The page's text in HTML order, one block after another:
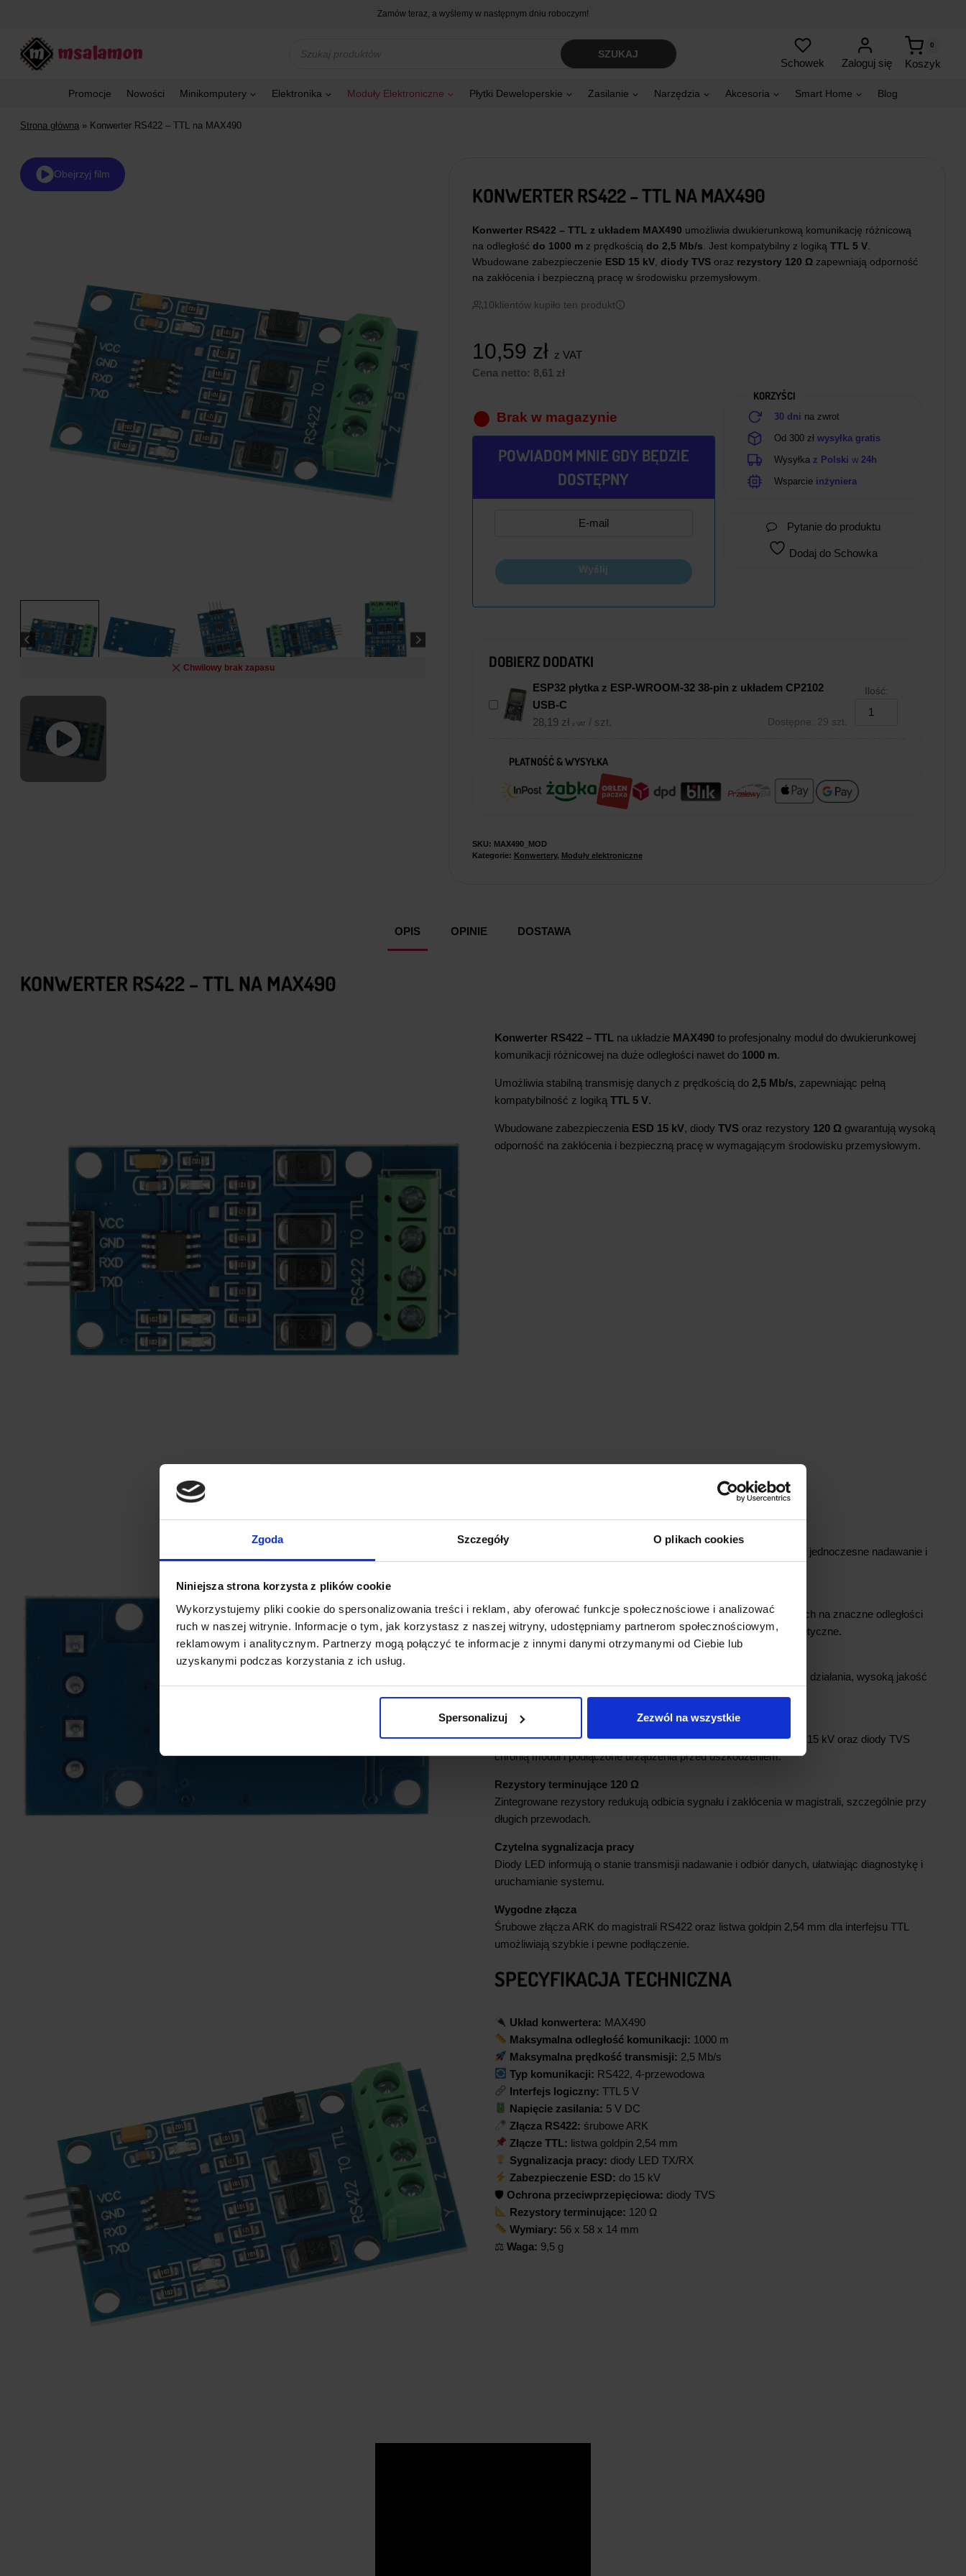
Zgoda Szczegóły O plikach cookies
Niniejsza strona korzysta z plików cookie
Wykorzystujemy pliki cookie do spersonalizowania treści i reklam, aby oferować funkcje społecznościowe i analizować
ruch w naszej witrynie. Informacje o tym, jak korzystasz z naszej witryny, udostępniamy partnerom społecznościowym,
reklamowym i analitycznym. Partnerzy mogą połączyć te informacje z innymi danymi otrzymanymi od Ciebie lub
uzyskanymi podczas korzystania z ich usług.
Spersonalizuj Zezwól na wszystkie
Zamów teraz, a wyślemy w następnym dniu roboczym!
produktów
SZUKAJ
Schowek Zaloguj się Koszyk
0
Promocje Nowości Minikomputery Elektronika Moduły Elektroniczne Płytki Deweloperskie Zasilanie Narzędzia Akcesoria Smart Home Blog
Strona główna » Konwerter RS422 – TTL na MAX490
Obejrzyj film
Chwilowy brak zapasu
KONWERTER RS422 – TTL NA MAX490
Konwerter RS422 – TTL z układem MAX490 umożliwia dwukierunkową komunikację różnicową
na odległość do 1000 mz prędkością do 2,5 Mb/s. Jest kompatybilny z logiką TTL 5 V.
Wbudowane zabezpieczenie ESD 15 kV, diody TVSoraz rezystory 120 Ωzapewniają odporność
na zakłócenia i bezpieczną pracę w środowisku przemysłowym.
10klientów kupiło ten produkt
10,59 zł z VAT
Cena netto: 8,61 zł
Brak w magazynie
POWIADOM MNIE GDY BĘDZIE
DOSTĘPNY
Wyślij
KORZYŚCI
30 dni na zwrot
Od 300 złwysyłka gratis
Wysyłka z Polskiw 24h
Wsparcie inżyniera
Pytanie do produktu
Dodaj do Schowka
DOBIERZ DODATKI
ESP32 płytka z ESP-WROOM-32 38-pin z układem CP2102
USB-C
28,19 zł z VAT / szt. Dostępne: 29 szt.
Ilość:
PŁATNOŚĆ & WYSYŁKA
SKU: MAX490_MOD
Kategorie: Konwertery, Moduły elektroniczne
OPIS OPINIE DOSTAWA
KONWERTER RS422 – TTL NA MAX490
Konwerter RS422 – TTL na układzie MAX490 to profesjonalny moduł do dwukierunkowej
komunikacji różnicowej na duże odległości nawet do 1000 m.
Umożliwia stabilną transmisję danych z prędkością do 2,5 Mb/s, zapewniając pełną
kompatybilność z logiką TTL 5 V.
Wbudowane zabezpieczenia ESD 15 kV, diody TVS oraz rezystory 120 Ω gwarantują wysoką
odporność na zakłócenia i bezpieczną pracę w wymagającym środowisku przemysłowym.
GŁÓWNE CECHY PRODUKTU
Szybka i stabilna komunikacja RS422
Moduł obsługuje 4-przewodową komunikację RS422, umożliwiając jednoczesne nadawanie i
Dzięki transmisji różnicowej RS422 możliwe jest przesyłanie danych na znaczne odległości
przy zachowaniu wysokiej odporności na zakłócenia elektromagnetyczne.
Zastosowanie sprawdzonego układu MAX490 zapewnia stabilność działania, wysoką jakość
Zabezpieczenia ESD i diody TVS
Wbudowana ochrona przed wyładowaniami elektrostatycznymi do 15 kV oraz diody TVS
chronią moduł i podłączone urządzenia przed uszkodzeniem.
Rezystory terminujące 120 Ω
Zintegrowane rezystory redukują odbicia sygnału i zakłócenia w magistrali, szczególnie przy
długich przewodach.
Czytelna sygnalizacja pracy
Diody LED informują o stanie transmisji nadawanie i odbiór danych, ułatwiając diagnostykę i
uruchamianie systemu.
Wygodne złącza
Śrubowe złącza ARK do magistrali RS422 oraz listwa goldpin 2,54 mm dla interfejsu TTL
umożliwiają szybkie i pewne podłączenie.
SPECYFIKACJA TECHNICZNA
Układ konwertera: MAX490
Maksymalna odległość komunikacji: 1000 m
Maksymalna prędkość transmisji: 2,5 Mb/s
Typ komunikacji: RS422, 4-przewodowa
Interfejs logiczny: TTL 5 V
Napięcie zasilania: 5 V DC
Złącza RS422: śrubowe ARK
Złącze TTL: listwa goldpin 2,54 mm
Sygnalizacja pracy: diody LED TX/RX
Zabezpieczenie ESD: do 15 kV
🛡 Ochrona przeciwprzepięciowa: diody TVS
Rezystory terminujące: 120 Ω
Wymiary: 56 x 58 x 14 mm
⚖ Waga: 9,5 g